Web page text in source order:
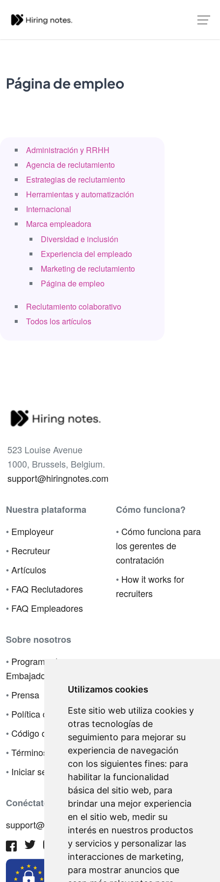
Utilizamos cookies
Este sitio web utiliza cookies y
otras tecnologías de
seguimiento para mejorar su
experiencia de navegación
con los siguientes fines: para
habilitar la funcionalidad
básica del sitio web, para
brindar una mejor experiencia
en el sitio web, medir su
interés en nuestros productos
y servicios y personalizar las
interacciones de marketing,
para mostrar anuncios que
Administración y RRHH
Agencia de reclutamiento
Estrategias de reclutamiento
Herramientas y automatización
Internacional
Marca empleadora
Diversidad e inclusión
Experiencia del empleado
Marketing de reclutamiento
Página de empleo
Reclutamiento colaborativo
Todos los artículos
Página de empleo
523 Louise Avenue
1000, Brussels, Belgium.
support@hiringnotes.com
Nuestra plataforma
• Employeur
• Recruteur
•Artículos
• FAQ Reclutadores
• FAQ Empleadores
Cómo funciona?
• Cómo funciona para
los gerentes de
contratación
• How it works for
recruiters
Sobre nosotros
• Programa de
Embajadores
• Prensa
• Política de privacidad
• Código de ética
•Términos de venta
• Iniciar sesión
Conéctate con nosotros
support@hiringnotes.com